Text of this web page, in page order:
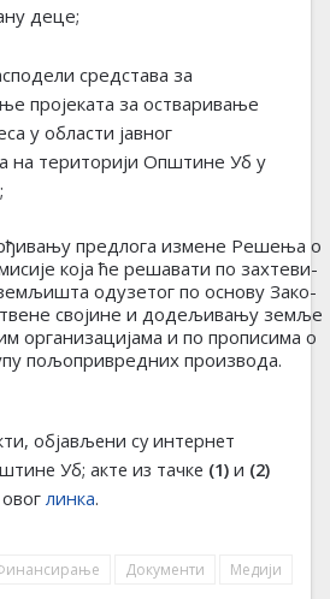
деце;
средстава за
пројеката за остваривање
у области јавног
на територији Општине Уб у
предлога из­ме­не Ре­ше­ња о
ко­ја ће ре­ша­ва­ти по зах­те­ви­
од­у­зе­тог по осно­ву За­ко­
сво­ји­не и до­де­љи­ва­њу зе­мље
ор­га­ни­за­ци­ја­ма и по про­пи­си­ма о
по­љо­при­вред­них про­из­во­да.
објављени су интернет
Уб; акте из тачке (1) и (2)
линка.
Документи
Медији